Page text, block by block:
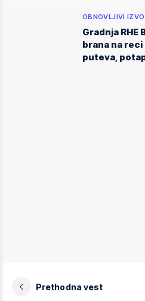
OBNOVLJIVI
Gradnja RHE
brana na
puteva,
Prethodna vest